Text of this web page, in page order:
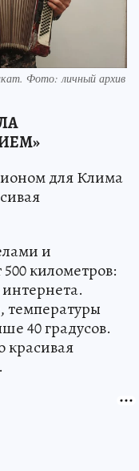
Фото: личный архив
для Клима
и
километров:
температуры
40 градусов.
красивая